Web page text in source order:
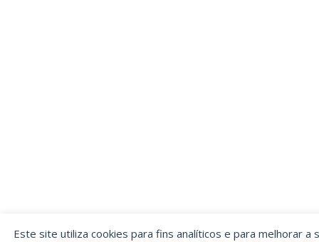
Este site utiliza cookies para fins analíticos e para melhorar a